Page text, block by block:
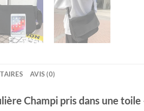
AVIS (0)
Champi pris dans une